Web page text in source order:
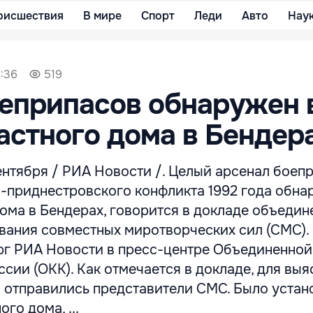
В мире Спорт Леди Авто
519
обнаружен
дома в
/ РИА Новости /. Целый арсенал
конфликта 1992 года
в Бендерах, говорится в докладе
совместных миротворческих сил
РИА Новости в пресс-центре Объединенной
(ОКК). Как отмечается в докладе, для
представители СМС. Было
дома, ...